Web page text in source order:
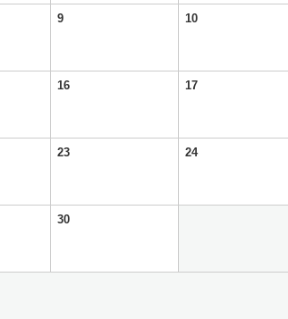
9 10
16 17
23 24
30